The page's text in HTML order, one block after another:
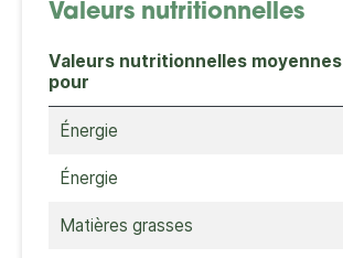
Valeurs nutritionnelles
Valeurs nutritionnelles moyennes
pour
Énergie
Énergie
Matières grasses